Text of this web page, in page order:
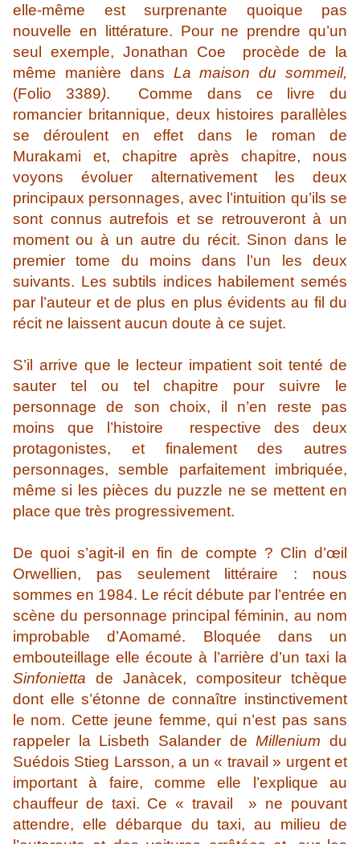
elle-même est surprenante quoique pas
nouvelle en littérature. Pour ne prendre qu’un
seul exemple, Jonathan Coe procède de la
même manière dans La maison du sommeil,
(Folio 3389). Comme dans ce livre du
romancier britannique, deux histoires parallèles
se déroulent en effet dans le roman de
Murakami et, chapitre après chapitre, nous
voyons évoluer alternativement les deux
principaux personnages, avec l’intuition qu’ils se
sont connus autrefois et se retrouveront à un
moment ou à un autre du récit. Sinon dans le
premier tome du moins dans l’un les deux
suivants. Les subtils indices habilement semés
par l’auteur et de plus en plus évidents au fil du
récit ne laissent aucun doute à ce sujet.
S’il arrive que le lecteur impatient soit tenté de
sauter tel ou tel chapitre pour suivre le
personnage de son choix, il n’en reste pas
moins que l’histoire respective des deux
protagonistes, et finalement des autres
personnages, semble parfaitement imbriquée,
même si les pièces du puzzle ne se mettent en
place que très progressivement.
De quoi s’agit-il en fin de compte ? Clin d’œil
Orwellien, pas seulement littéraire : nous
sommes en 1984. Le récit débute par l’entrée en
scène du personnage principal féminin, au nom
improbable d’Aomamé. Bloquée dans un
embouteillage elle écoute à l’arrière d’un taxi la
Sinfonietta de Janàcek, compositeur tchèque
dont elle s’étonne de connaître instinctivement
le nom. Cette jeune femme, qui n’est pas sans
rappeler la Lisbeth Salander deMillenium du
Suédois Stieg Larsson, a un « travail » urgent et
important à faire, comme elle l’explique au
chauffeur de taxi. Ce « travail » ne pouvant
attendre, elle débarque du taxi, au milieu de